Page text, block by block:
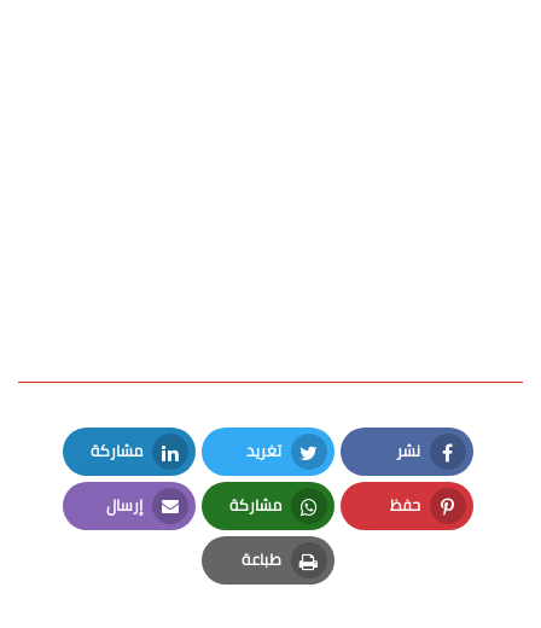
نشر
Facebook
تغريد
Twitter
مشاركة
LinkedIn
حفظ
Pinterest
مشاركة
Whatsapp
إرسال
Email
طباعة
Print